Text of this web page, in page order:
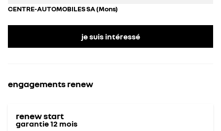
CENTRE-AUTOMOBILES SA (Mons)
je suis intéressé
engagements renew
renew start
garantie12 mois